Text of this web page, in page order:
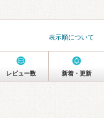
表示順について
レビュー数 新着・更新